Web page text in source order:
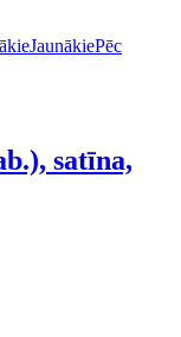
JaunākiePēc
satīna,